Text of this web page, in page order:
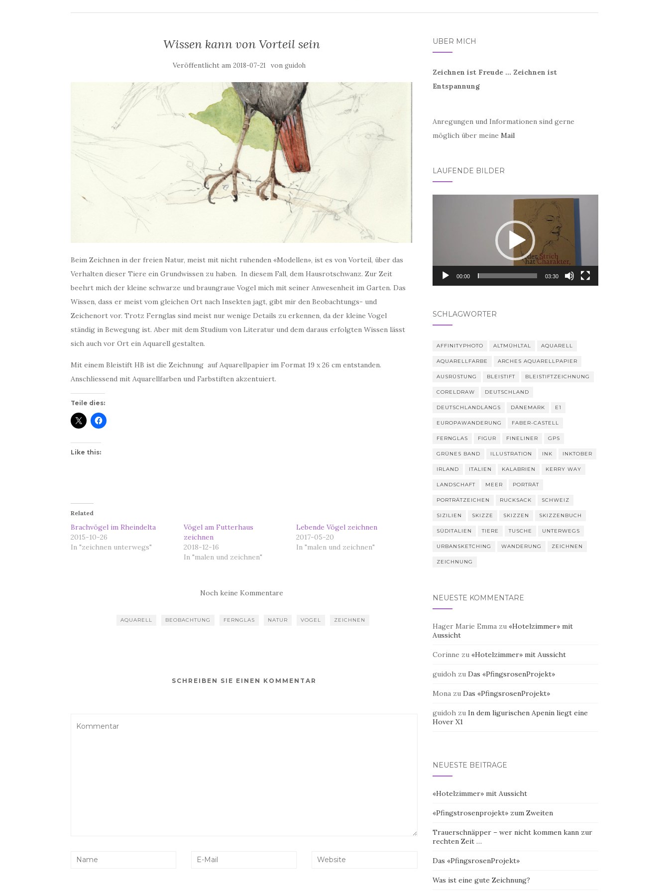
Wissen kann von Vorteil sein
Veröffentlicht am 2018-07-21 von guidoh
Beim Zeichnen in der freien Natur, meist mit nicht ruhenden «Modellen», ist es von Vorteil, über das
Verhalten dieser Tiere ein Grundwissen zu haben. In diesem Fall, dem Hausrotschwanz. Zur Zeit
beehrt mich der kleine schwarze und braungraue Vogel mich mit seiner Anwesenheit im Garten. Das
Wissen, dass er meist vom gleichen Ort nach Insekten jagt, gibt mir den Beobachtungs- und
Zeichenort vor. Trotz Fernglas sind meist nur wenige Details zu erkennen, da der kleine Vogel
ständig in Bewegung ist. Aber mit dem Studium von Literatur und dem daraus erfolgten Wissen lässt
sich auch vor Ort ein Aquarell gestalten.
Mit einem Bleistift HB ist die Zeichnung auf Aquarellpapier im Format 19 x 26 cm entstanden.
Anschliessend mit Aquarellfarben und Farbstiften akzentuiert.
Teile dies:
Like this:
Related
Brachvögel im Rheindelta
2015-10-26
In "zeichnen unterwegs"
Vögel am Futterhaus
zeichnen
2018-12-16
In "malen und zeichnen"
Lebende Vögel zeichnen
2017-05-20
In "malen und zeichnen"
Noch keine Kommentare
AQUARELL BEOBACHTUNG FERNGLAS NATUR VOGEL ZEICHNEN
SCHREIBEN SIE EINEN KOMMENTAR
ÜBER MICH
Zeichnen ist Freude ... Zeichnen ist
Entspannung
Anregungen und Informationen sind gerne
möglich über meine Mail
LAUFENDE BILDER
00:00 03:30
SCHLAGWÖRTER
AFFINITYPHOTO ALTMÜHLTAL AQUARELL
AQUARELLFARBE ARCHES AQUARELLPAPIER
AUSRÜSTUNG BLEISTIFT BLEISTIFTZEICHNUNG
CORELDRAW DEUTSCHLAND
DEUTSCHLANDLÄNGS DÄNEMARK E1
EUROPAWANDERUNG FABER-CASTELL
FERNGLAS FIGUR FINELINER GPS
GRÜNES BAND ILLUSTRATION INK INKTOBER
IRLAND ITALIEN KALABRIEN KERRY WAY
LANDSCHAFT MEER PORTRÄT
PORTRÄTZEICHEN RUCKSACK SCHWEIZ
SIZILIEN SKIZZE SKIZZEN SKIZZENBUCH
SÜDITALIEN TIERE TUSCHE UNTERWEGS
URBANSKETCHING WANDERUNG ZEICHNEN
ZEICHNUNG
NEUESTE KOMMENTARE
Hager Marie Emmazu «Hotelzimmer» mit
Aussicht
Corinne zu «Hotelzimmer» mit Aussicht
guidohzu Das «PfingsrosenProjekt»
Monazu Das «PfingsrosenProjekt»
guidohzu In dem ligurischen Apenin liegt eine
Hover X1
NEUESTE BEITRÄGE
«Hotelzimmer» mit Aussicht
«Pfingstrosenprojekt» zum Zweiten
Trauerschnäpper – wer nicht kommen kann zur
rechten Zeit …
Das «PfingsrosenProjekt»
Was ist eine gute Zeichnung?